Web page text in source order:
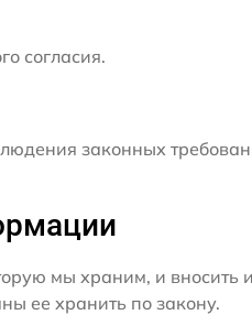
согласия.
законных
мы храним, и вносить
ее хранить по закону.